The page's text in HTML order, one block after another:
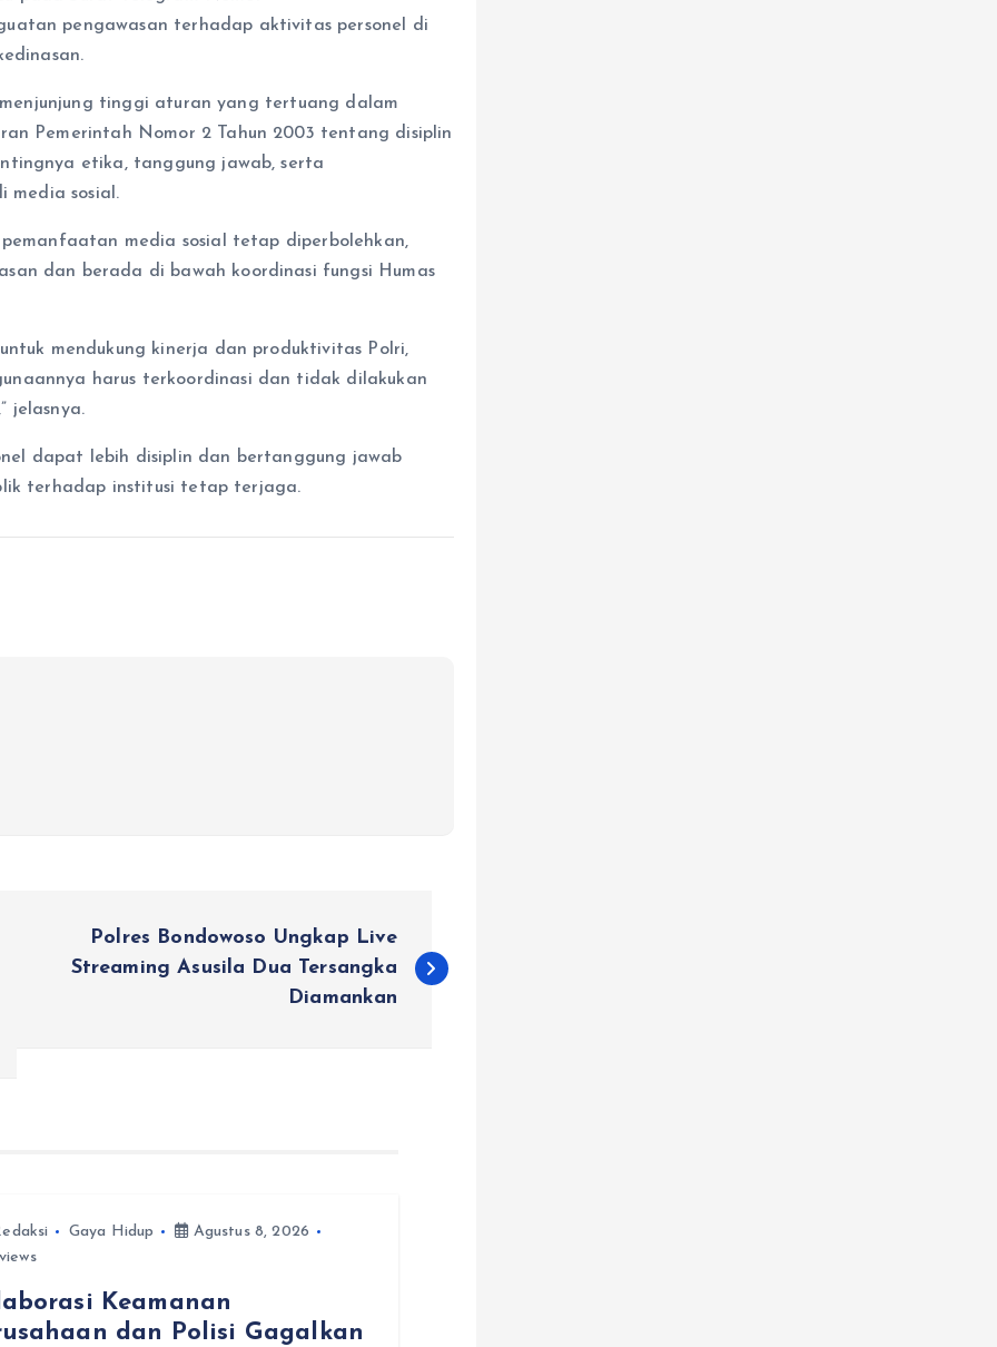
pengawasan terhadap aktivitas personel di
tinggi aturan yang tertuang dalam
Pemerintah Nomor 2 Tahun 2003 tentang disiplin
etika, tanggung jawab, serta
media sosial.
media sosial tetap diperbolehkan,
dan berada di bawah koordinasi fungsi Humas
mendukung kinerja dan produktivitas Polri,
harus terkoordinasi dan tidak dilakukan
jelasnya.
dapat lebih disiplin dan bertanggung jawab
terhadap institusi tetap terjaga.
Polres Bondowoso Ungkap Live
Streaming Asusila Dua Tersangka
Diamankan
Gaya Hidup
Agustus 8, 2026
Keamanan
dan Polisi Gagalkan